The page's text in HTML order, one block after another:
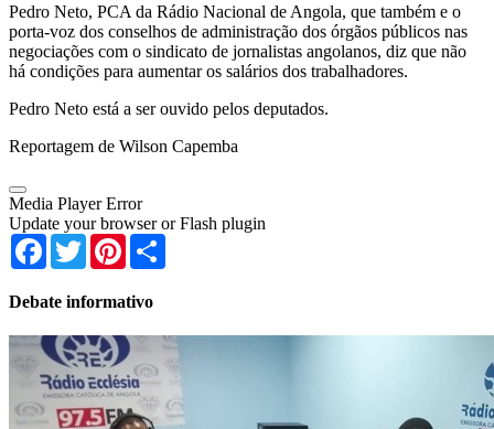
Pedro Neto, PCA da Rádio Nacional de Angola, que também e o
porta-voz dos conselhos de administração dos órgãos públicos nas
negociações com o sindicato de jornalistas angolanos, diz que não
há condições para aumentar os salários dos trabalhadores.
Pedro Neto está a ser ouvido pelos deputados.
Reportagem de Wilson Capemba
Media Player Error
Update your browser or Flash plugin
Facebook
TwitterPinterest
Debate informativo